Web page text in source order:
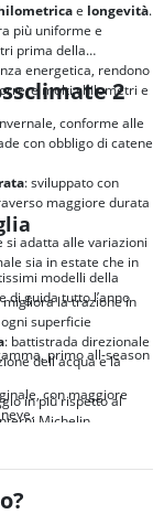
e longevità.
più uniforme e
prima della
energetica, rendono
molti chilometri e
2
conforme alle
con obbligo di catene
: sviluppato con
maggiore durata
si adatta alle variazioni
sia in estate che in
la trazione in
superficie
: battistrada direzionale
dell'acqua e la
in più rispetto al
Michelin
modelli della
di guida tutto l’anno
primo all-season
con maggiore
ottimizzate
2024 con prestazioni
per camper e van, con